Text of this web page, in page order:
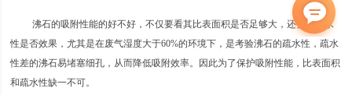
沸石的吸附性能的好不好，不仅要看其比表面积是否足够大，还要看疏水
性是否效果，尤其是在废气湿度大于60%的环境下，是考验沸石的疏水性，疏水
性差的沸石易堵塞细孔，从而降低吸附效率。因此为了保护吸附性能，比表面积
和疏水性缺一不可。